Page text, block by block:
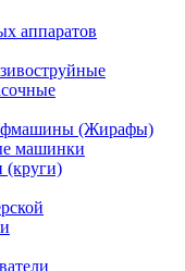
аппаратов
(Жирафы)
машинки
(круги)